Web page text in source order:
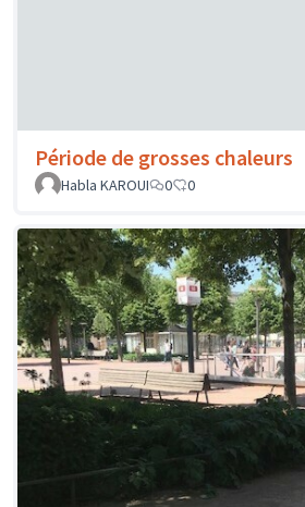
Période de grosses chaleurs
Habla KAROUI
0 0